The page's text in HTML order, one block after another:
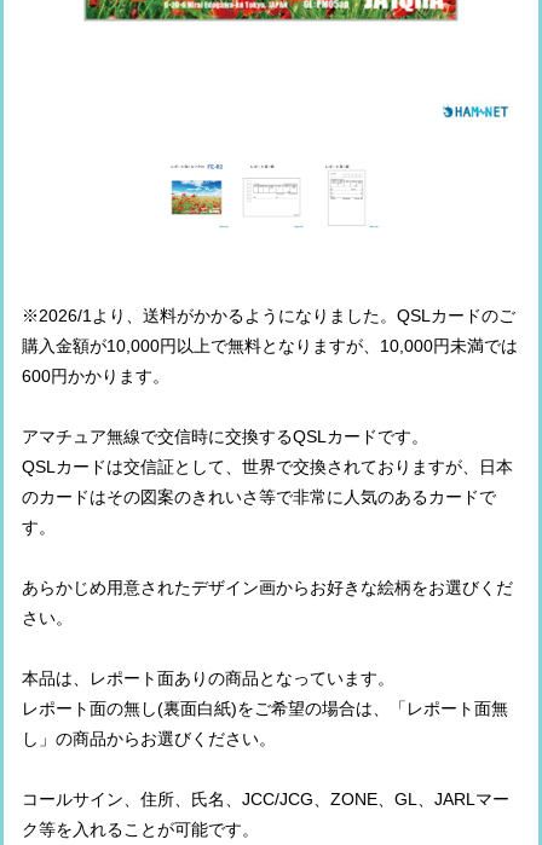
※2026/1より、送料がかかるようになりました。QSLカードのご
購入金額が10,000円以上で無料となりますが、10,000円未満では
600円かかります。
アマチュア無線で交信時に交換するQSLカードです。
QSLカードは交信証として、世界で交換されておりますが、日本
のカードはその図案のきれいさ等で非常に人気のあるカードで
す。
あらかじめ用意されたデザイン画からお好きな絵柄をお選びくだ
さい。
本品は、レポート面ありの商品となっています。
レポート面の無し(裏面白紙)をご希望の場合は、「レポート面無
し」の商品からお選びください。
コールサイン、住所、氏名、JCC/JCG、ZONE、GL、JARLマー
ク等を入れることが可能です。